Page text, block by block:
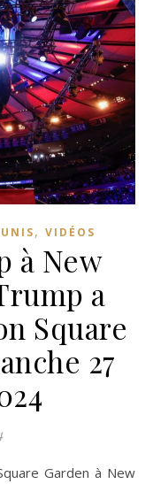
, VIDÉOS
à New
a
Square
27